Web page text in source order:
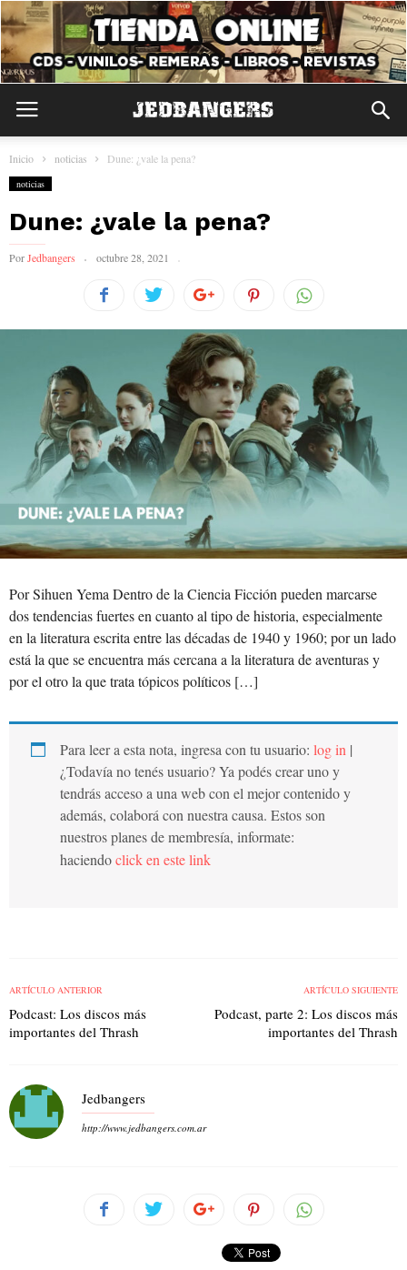
Inicio noticias Dune: ¿vale la pena?
noticias
Dune: ¿vale la pena?
PorJedbangers octubre 28, 2021
Por Sihuen Yema Dentro de la Ciencia Ficción pueden marcarse
dos tendencias fuertes en cuanto al tipo de historia, especialmente
en la literatura escrita entre las décadas de 1940 y 1960; por un lado
está la que se encuentra más cercana a la literatura de aventuras y
por el otro la que trata tópicos políticos […]
Para leer a esta nota, ingresa con tu usuario: log in |
¿Todavía no tenés usuario? Ya podés crear uno y
tendrás acceso a una web con el mejor contenido y
además, colaborá con nuestra causa. Estos son
nuestros planes de membresía, informate:
haciendoclick en este link
ARTÍCULO ANTERIOR
Podcast: Los discos más
importantes del Thrash
ARTÍCULO SIGUIENTE
Podcast, parte 2: Los discos más
importantes del Thrash
Jedbangers
http://www.jedbangers.com.ar